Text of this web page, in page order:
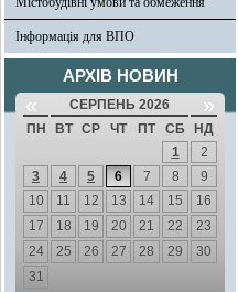
Інформація для ВПО
АРХІВ НОВИН
« СЕРПЕНЬ 2026 »
ПН ВТ СР ЧТ ПТ СБ
НД
1
2
3
4 5 6 7 8
9
10
11 12 13 14 15
16
17
18 19 20 21 22
23
24
25 26 27 28 29
30
31